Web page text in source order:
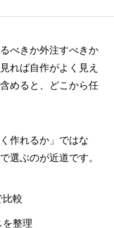
べきか外注すべきか
れば自作がよく見え
めると、どこから任
作れるか」ではな
選ぶのが近道です。
比較
整理